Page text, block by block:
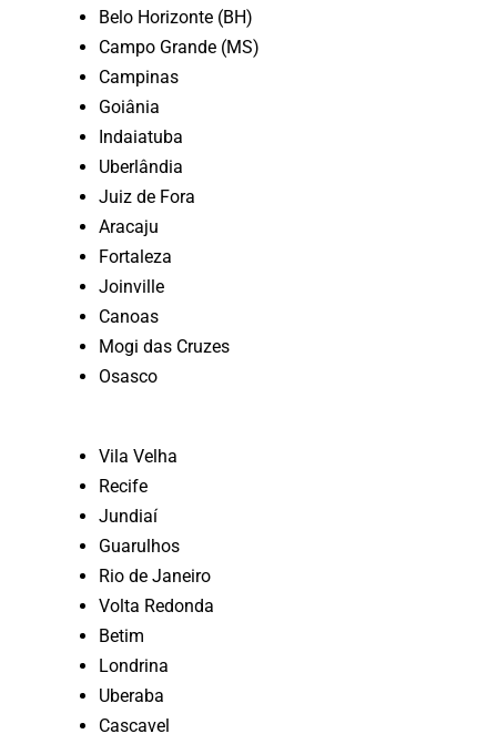
Belo Horizonte (BH)
Campo Grande (MS)
Campinas
Goiânia
Indaiatuba
Uberlândia
Juiz de Fora
Aracaju
Fortaleza
Joinville
Canoas
Mogi das Cruzes
Osasco
Vila Velha
Recife
Jundiaí
Guarulhos
Rio de Janeiro
Volta Redonda
Betim
Londrina
Uberaba
Cascavel